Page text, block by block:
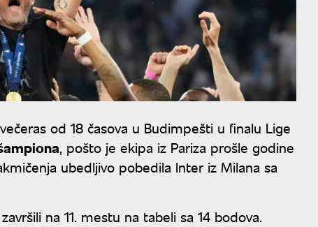
od 18 časova u Budimpešti u finalu Lige
, pošto je ekipa iz Pariza prošle godine
ubedljivo pobedila Inter iz Milana sa
na 11. mestu na tabeli sa 14 bodova.